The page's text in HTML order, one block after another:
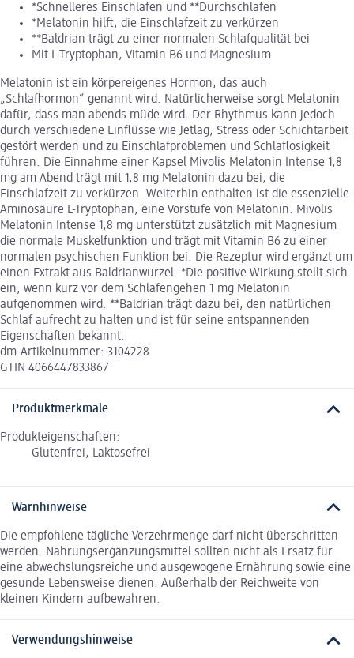
*Schnelleres Einschlafen und **Durchschlafen
*Melatonin hilft, die Einschlafzeit zu verkürzen
**Baldrian trägt zu einer normalen Schlafqualität bei
Mit L-Tryptophan, Vitamin B6 und Magnesium
Melatonin ist ein körpereigenes Hormon, das auch
„Schlafhormon“ genannt wird. Natürlicherweise sorgt Melatonin
dafür, dass man abends müde wird. Der Rhythmus kann jedoch
durch verschiedene Einflüsse wie Jetlag, Stress oder Schichtarbeit
gestört werden und zu Einschlafproblemen und Schlaflosigkeit
führen. Die Einnahme einer Kapsel Mivolis Melatonin Intense 1,8
mg am Abend trägt mit 1,8 mg Melatonin dazu bei, die
Einschlafzeit zu verkürzen. Weiterhin enthalten ist die essenzielle
Aminosäure L-Tryptophan, eine Vorstufe von Melatonin. Mivolis
Melatonin Intense 1,8 mg unterstützt zusätzlich mit Magnesium
die normale Muskelfunktion und trägt mit Vitamin B6 zu einer
normalen psychischen Funktion bei. Die Rezeptur wird ergänzt um
einen Extrakt aus Baldrianwurzel. *Die positive Wirkung stellt sich
ein, wenn kurz vor dem Schlafengehen 1 mg Melatonin
aufgenommen wird. **Baldrian trägt dazu bei, den natürlichen
Schlaf aufrecht zu halten und ist für seine entspannenden
Eigenschaften bekannt.
dm-Artikelnummer: 3104228
GTIN 4066447833867
Produktmerkmale
Produkteigenschaften:
Glutenfrei, Laktosefrei
Warnhinweise
Die empfohlene tägliche Verzehrmenge darf nicht überschritten
werden. Nahrungsergänzungsmittel sollten nicht als Ersatz für
eine abwechslungsreiche und ausgewogene Ernährung sowie eine
gesunde Lebensweise dienen. Außerhalb der Reichweite von
kleinen Kindern aufbewahren.
Verwendungshinweise